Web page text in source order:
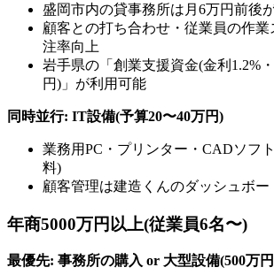
盛岡市内の貸事務所は月6万円前後
顧客との打ち合わせ・従業員の作
注率向上
岩手県の「創業支援資金(金利1.2%
円)」が利用可能
同時並行: IT設備(予算20〜40万円)
業務用PC・プリンター・CADソフ
料)
顧客管理は建造くんのダッシュボー
年商5000万円以上(従業員6名〜)
最優先: 事務所の購入 or 大型設備(500万